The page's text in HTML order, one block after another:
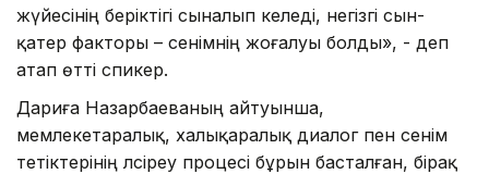
жүйесінің беріктігі сыналып келеді, негізгі сын-
қатер факторы – сенімнің жоғалуы болды», - деп
атап өтті спикер.
Дариға Назарбаеваның айтуынша,
мемлекетаралық, халықаралық диалог пен сенім
тетіктерінің әлсіреу процесі бұрын басталған, бірақ